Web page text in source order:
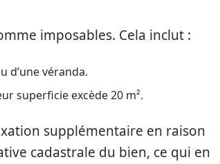
imposables. Cela inclut :
d’une véranda.
superficie excède 20 m².
supplémentaire en raison
cadastrale du bien, ce qui en